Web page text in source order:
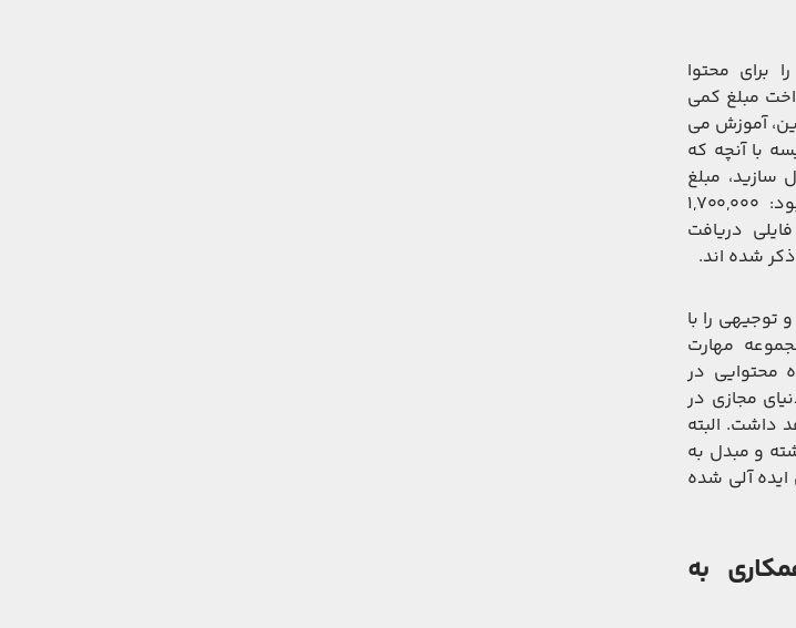
برای محتوا
مبلغ کمی
دقیقه آنلاین، آموزش می
با آنچه که
سازید، مبلغ
این شهریه بسیار ناچیز خواهد بود: ۱,۷۰۰,۰۰۰
دریافت
شده اند.
را با
مهارت
محتوایی در
مجازی در
داشت. البته
و مبدل به
ایده آلی شده
به